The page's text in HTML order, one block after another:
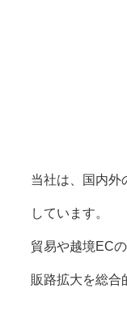
当社は、国内外
しています。
貿易や越境EC
販路拡大を総合